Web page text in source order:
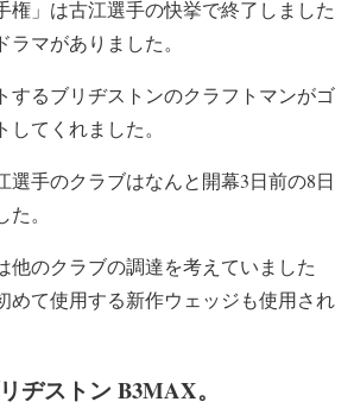
権」は古江選手の快挙で終了しました
マがありました。
するブリヂストンのクラフトマンがゴ
てくれました。
選手のクラブはなんと開幕3日前の8日
。
他のクラブの調達を考えていました
めて使用する新作ウェッジも使用され
ヂストン B3MAX。